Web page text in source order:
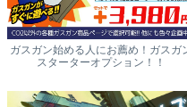
ガスガン始める人にお薦め！ガスガ
スターターオプション！！